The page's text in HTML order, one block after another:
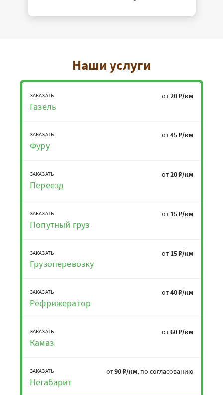
Наши услуги
ЗАКАЗАТЬ
Газель
от20 ₽/км
ЗАКАЗАТЬ
Фуру
от45 ₽/км
ЗАКАЗАТЬ
Переезд
от20 ₽/км
ЗАКАЗАТЬ
Попутный груз
от 15 ₽/км
ЗАКАЗАТЬ
Грузоперевозку
от 15 ₽/км
ЗАКАЗАТЬ
Рефрижератор
от40 ₽/км
ЗАКАЗАТЬ
Камаз
от60 ₽/км
ЗАКАЗАТЬ
Негабарит
от90 ₽/км, по согласованию